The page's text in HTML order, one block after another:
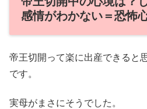
感情がわかない＝恐怖
帝王切開って楽に出産できると
です。
実母がまさにそうでした。